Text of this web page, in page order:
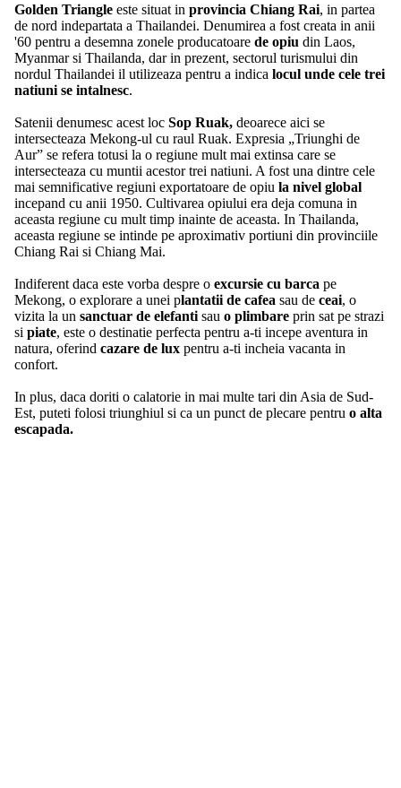
Golden Triangle este situat in provincia Chiang Rai, in partea
de nord indepartata a Thailandei. Denumirea a fost creata in anii
'60 pentru a desemna zonele producatoare de opiu din Laos,
Myanmar si Thailanda, dar in prezent, sectorul turismului din
nordul Thailandei il utilizeaza pentru a indica locul unde cele trei
natiuni se intalnesc.
Satenii denumesc acest loc Sop Ruak, deoarece aici se
intersecteaza Mekong-ul cu raul Ruak. Expresia „Triunghi de
Aur” se refera totusi la o regiune mult mai extinsa care se
intersecteaza cu muntii acestor trei natiuni. A fost una dintre cele
mai semnificative regiuni exportatoare de opiu la nivel global
incepand cu anii 1950. Cultivarea opiului era deja comuna in
aceasta regiune cu mult timp inainte de aceasta. In Thailanda,
aceasta regiune se intinde pe aproximativ portiuni din provinciile
Chiang Rai si Chiang Mai.
Indiferent daca este vorba despre o excursie cu barca pe
Mekong, o explorare a unei plantatii de cafea sau de ceai, o
vizita la un sanctuar de elefanti sau o plimbare prin sat pe strazi
si piate, este o destinatie perfecta pentru a-ti incepe aventura in
natura, oferind cazare de lux pentru a-ti incheia vacanta in
confort.
In plus, daca doriti o calatorie in mai multe tari din Asia de Sud-
Est, puteti folosi triunghiul si ca un punct de plecare pentru o alta
escapada.